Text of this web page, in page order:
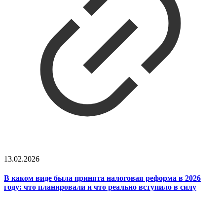
13.02.2026
В каком виде была принята налоговая реформа в 2026
году: что планировали и что реально вступило в силу